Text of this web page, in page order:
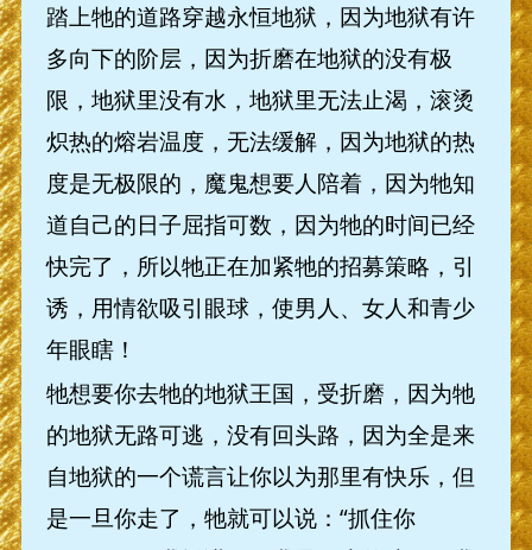
踏上牠的道路穿越永恒地狱，因为地狱有许
多向下的阶层，因为折磨在地狱的没有极
限，地狱里没有水，地狱里无法止渴，滚烫
炽热的熔岩温度，无法缓解，因为地狱的热
度是无极限的，魔鬼想要人陪着，因为牠知
道自己的日子屈指可数，因为牠的时间已经
快完了，所以牠正在加紧牠的招募策略，引
诱，用情欲吸引眼球，使男人、女人和青少
年眼瞎！
牠想要你去牠的地狱王国，受折磨，因为牠
的地狱无路可逃，没有回头路，因为全是来
自地狱的一个谎言让你以为那里有快乐，但
是一旦你走了，牠就可以说：“抓住你